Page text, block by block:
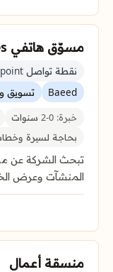
مسوّق هاتفي Telesales
نقطة تواصل Contact point
Baeed
تسويق
خبرة:
بحاجة لسيرة
تبحث الشركة عن
المنشآت وعرض
منسقة أعمال